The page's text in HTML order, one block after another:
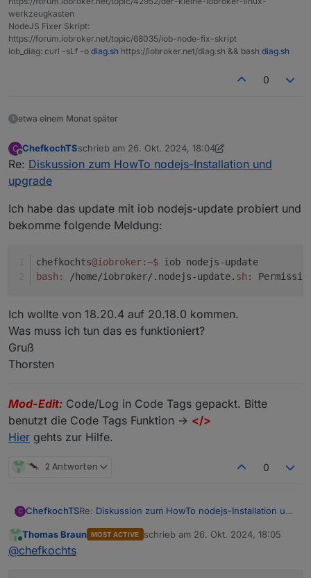
werkzeugkasten
NodeJS Fixer Skript:
https://forum.iobroker.net/topic/68035/iob-node-fix-skript
iob_diag: curl -sLf -o diag.sh https://iobroker.net/diag.sh && bash diag.sh
0
etwa einem Monat später
C
Offline
ChefkochTSschrieb am 26. Okt. 2024, 18:04
zuletzt editiert von Negalein
Re: Diskussion zum HowTo nodejs-Installation und
upgrade
Ich habe das update mit iob nodejs-update probiert und
bekomme folgende Meldung:
chefkochts@iobroker:~$
iob nodejs-update
bash:
/home/iobroker/.nodejs-update. sh:
Ich wollte von 18.20.4 auf 20.18.0 kommen.
Was muss ich tun das es funktioniert?
Gruß
Thorsten
Mod-Edit: Code/Log in Code Tags gepackt. Bitte
benutzt die Code Tags Funktion -> </>
Hier gehts zur Hilfe.
2 Antworten 0
C ChefkochTSRe: Diskussion zum HowTo nodejs-Installation und
Ich habe das update mit iob nodejs-update
Online
Thomas Braun MOST ACTIVE schrieb am 26. Okt. 2024, 18:05
zuletzt editiert von
@chefkochts